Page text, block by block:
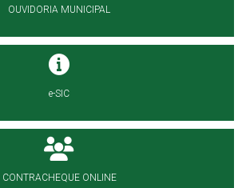
OUVIDORIA MUNICIPAL
e-SIC
CONTRACHEQUE ONLINE